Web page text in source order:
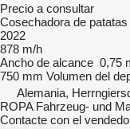
Precio a consultar
Cosechadora de patatas
2022
878 m/h
Ancho de alcance 0,75
750 mm Volumen del
Alemania,
ROPA Fahrzeug- und
Contacte con el